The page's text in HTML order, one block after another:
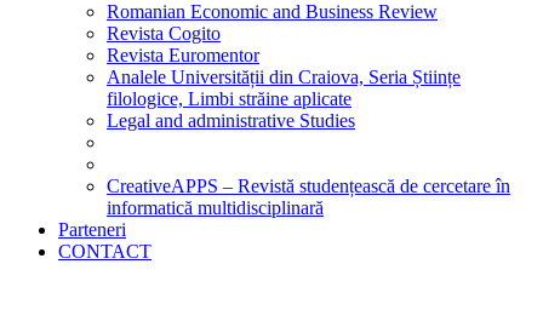
Romanian Economic and Business Review
Revista Cogito
Revista Euromentor
Analele Universității din Craiova, Seria Științe
filologice, Limbi străine aplicate
Legal and administrative Studies
CreativeAPPS – Revistă studențească de cercetare în
informatică multidisciplinară
Parteneri
CONTACT